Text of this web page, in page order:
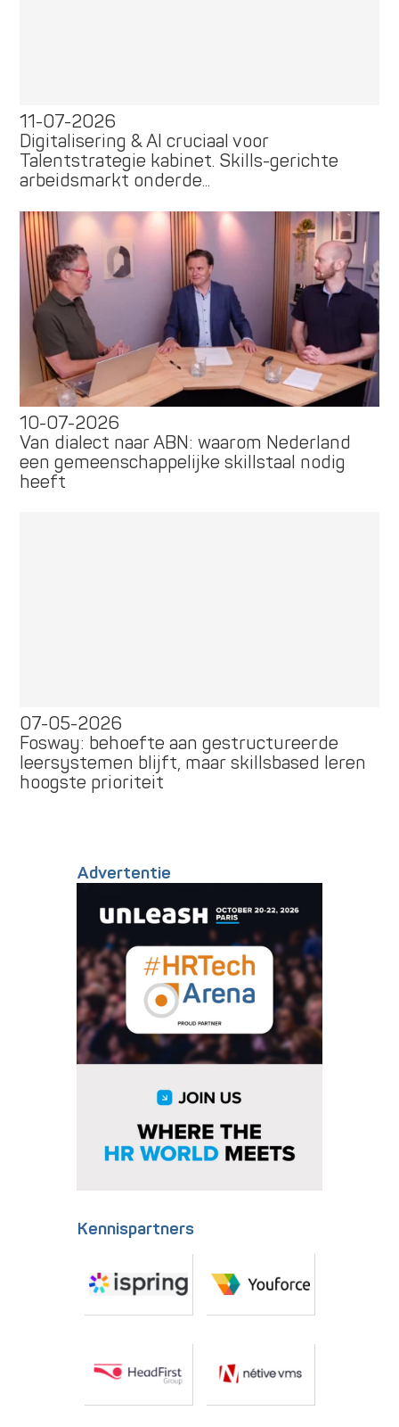
11-07-2026
Digitalisering & AI cruciaal voor
Talentstrategie kabinet. Skills-gerichte
arbeidsmarkt onderde...
10-07-2026
Van dialect naar ABN: waarom Nederland
een gemeenschappelijke skillstaal nodig
heeft
07-05-2026
Fosway: behoefte aan gestructureerde
leersystemen blijft, maar skillsbased leren
hoogste prioriteit
Advertentie
Kennispartners